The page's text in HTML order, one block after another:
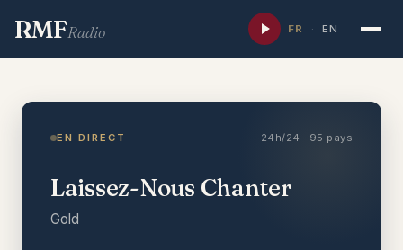
RMFRadio FR · EN
EN DIRECT 24h/24 · 95 pays
Laissez-Nous Chanter
Gold